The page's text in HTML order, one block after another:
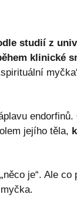
studií z
klinické
jejího těla,
je“. Ale